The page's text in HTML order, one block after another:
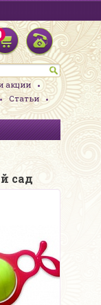
акции
Статьи
сад